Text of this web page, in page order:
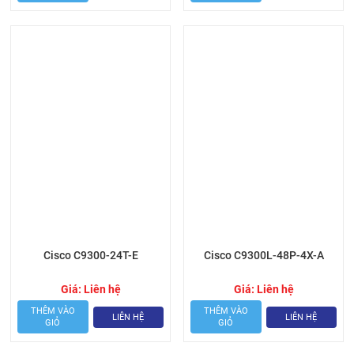
Cisco C9300-24T-E
Giá: Liên hệ
THÊM VÀO
GIỎ
LIÊN HỆ
Cisco C9300L-48P-4X-A
Giá: Liên hệ
THÊM VÀO
GIỎ
LIÊN HỆ